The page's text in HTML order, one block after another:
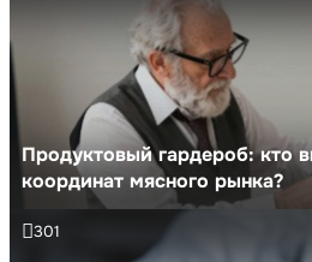
Продуктовый гардероб: кто
координат мясного рынка?
301